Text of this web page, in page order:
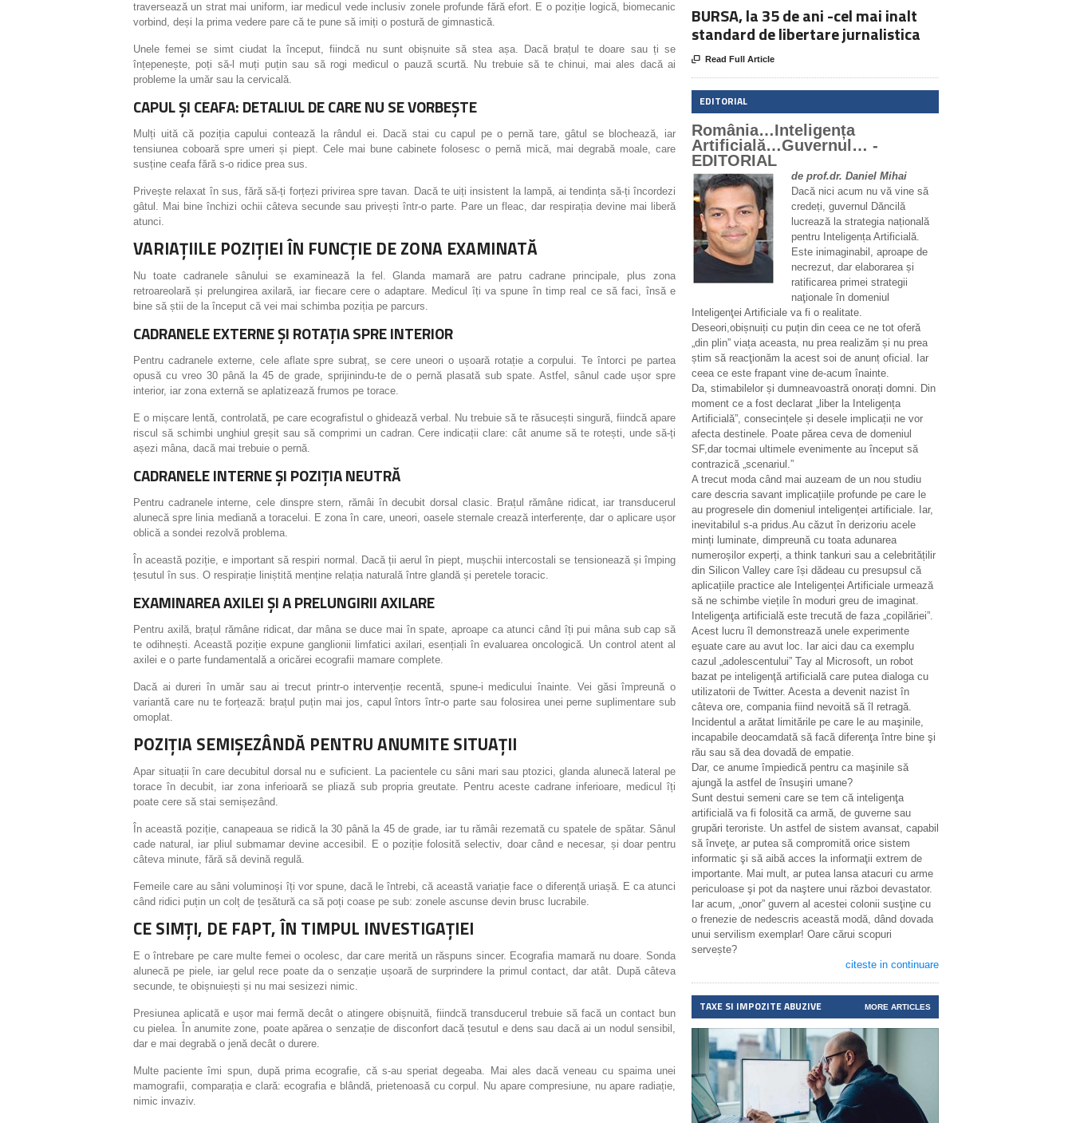
traversează un strat mai uniform, iar medicul vede inclusiv zonele profunde fără efort. E o poziție logică, biomecanic
vorbind, deși la prima vedere pare că te pune să imiți o postură de gimnastică.
Unele femei se simt ciudat la început, fiindcă nu sunt obișnuite să stea așa. Dacă brațul te doare sau ți se
înțepenește, poți să-l muți puțin sau să rogi medicul o pauză scurtă. Nu trebuie să te chinui, mai ales dacă ai
probleme la umăr sau la cervicală.
CAPUL ȘI CEAFA: DETALIUL DE CARE NU SE VORBEȘTE
Mulți uită că poziția capului contează la rândul ei. Dacă stai cu capul pe o pernă tare, gâtul se blochează, iar
tensiunea coboară spre umeri și piept. Cele mai bune cabinete folosesc o pernă mică, mai degrabă moale, care
susține ceafa fără s-o ridice prea sus.
Privește relaxat în sus, fără să-ți forțezi privirea spre tavan. Dacă te uiți insistent la lampă, ai tendința să-ți încordezi
gâtul. Mai bine închizi ochii câteva secunde sau privești într-o parte. Pare un fleac, dar respirația devine mai liberă
atunci.
VARIAȚIILE POZIȚIEI ÎN FUNCȚIE DE ZONA EXAMINATĂ
Nu toate cadranele sânului se examinează la fel. Glanda mamară are patru cadrane principale, plus zona
retroareolară și prelungirea axilară, iar fiecare cere o adaptare. Medicul îți va spune în timp real ce să faci, însă e
bine să știi de la început că vei mai schimba poziția pe parcurs.
CADRANELE EXTERNE ȘI ROTAȚIA SPRE INTERIOR
Pentru cadranele externe, cele aflate spre subraț, se cere uneori o ușoară rotație a corpului. Te întorci pe partea
opusă cu vreo 30 până la 45 de grade, sprijinindu-te de o pernă plasată sub spate. Astfel, sânul cade ușor spre
interior, iar zona externă se aplatizează frumos pe torace.
E o mișcare lentă, controlată, pe care ecografistul o ghidează verbal. Nu trebuie să te răsucești singură, fiindcă apare
riscul să schimbi unghiul greșit sau să comprimi un cadran. Cere indicații clare: cât anume să te rotești, unde să-ți
așezi mâna, dacă mai trebuie o pernă.
CADRANELE INTERNE ȘI POZIȚIA NEUTRĂ
Pentru cadranele interne, cele dinspre stern, rămâi în decubit dorsal clasic. Brațul rămâne ridicat, iar transducerul
alunecă spre linia mediană a toracelui. E zona în care, uneori, oasele sternale crează interferențe, dar o aplicare ușor
oblică a sondei rezolvă problema.
În această poziție, e important să respiri normal. Dacă ții aerul în piept, mușchii intercostali se tensionează și împing
țesutul în sus. O respirație liniștită menține relația naturală între glandă și peretele toracic.
EXAMINAREA AXILEI ȘI A PRELUNGIRII AXILARE
Pentru axilă, brațul rămâne ridicat, dar mâna se duce mai în spate, aproape ca atunci când îți pui mâna sub cap să
te odihnești. Această poziție expune ganglionii limfatici axilari, esențiali în evaluarea oncologică. Un control atent al
axilei e o parte fundamentală a oricărei ecografii mamare complete.
Dacă ai dureri în umăr sau ai trecut printr-o intervenție recentă, spune-i medicului înainte. Vei găsi împreună o
variantă care nu te forțează: brațul puțin mai jos, capul întors într-o parte sau folosirea unei perne suplimentare sub
omoplat.
POZIȚIA SEMIȘEZÂNDĂ PENTRU ANUMITE SITUAȚII
Apar situații în care decubitul dorsal nu e suficient. La pacientele cu sâni mari sau ptozici, glanda alunecă lateral pe
torace în decubit, iar zona inferioară se pliază sub propria greutate. Pentru aceste cadrane inferioare, medicul îți
poate cere să stai semișezând.
În această poziție, canapeaua se ridică la 30 până la 45 de grade, iar tu rămâi rezemată cu spatele de spătar. Sânul
cade natural, iar pliul submamar devine accesibil. E o poziție folosită selectiv, doar când e necesar, și doar pentru
câteva minute, fără să devină regulă.
Femeile care au sâni voluminoși îți vor spune, dacă le întrebi, că această variație face o diferență uriașă. E ca atunci
când ridici puțin un colț de țesătură ca să poți coase pe sub: zonele ascunse devin brusc lucrabile.
CE SIMȚI, DE FAPT, ÎN TIMPUL INVESTIGAȚIEI
E o întrebare pe care multe femei o ocolesc, dar care merită un răspuns sincer. Ecografia mamară nu doare. Sonda
alunecă pe piele, iar gelul rece poate da o senzație ușoară de surprindere la primul contact, dar atât. După câteva
secunde, te obișnuiești și nu mai sesizezi nimic.
Presiunea aplicată e ușor mai fermă decât o atingere obișnuită, fiindcă transducerul trebuie să facă un contact bun
cu pielea. În anumite zone, poate apărea o senzație de disconfort dacă țesutul e dens sau dacă ai un nodul sensibil,
dar e mai degrabă o jenă decât o durere.
Multe paciente îmi spun, după prima ecografie, că s-au speriat degeaba. Mai ales dacă veneau cu spaima unei
mamografii, comparația e clară: ecografia e blândă, prietenoasă cu corpul. Nu apare compresiune, nu apare radiație,
nimic invaziv.
BURSA, la 35 de ani -cel mai inalt
standard de libertare jurnalistica
 Read Full Article
EDITORIAL
România…Inteligența
Artificială…Guvernul… -
EDITORIAL
de prof.dr. Daniel Mihai
Dacă nici acum nu vă vine să
credeți, guvernul Dăncilă
lucrează la strategia națională
pentru Inteligența Artificială.
Este inimaginabil, aproape de
necrezut, dar elaborarea și
ratificarea primei strategii
naţionale în domeniul
Inteligenţei Artificiale va fi o realitate.
Deseori,obișnuiți cu puțin din ceea ce ne tot oferă
„din plin” viața aceasta, nu prea realizăm și nu prea
știm să reacţionăm la acest soi de anunț oficial. Iar
ceea ce este frapant vine de-acum înainte.
Da, stimabilelor și dumneavoastră onorați domni. Din
moment ce a fost declarat „liber la Inteligența
Artificială”, consecințele și desele implicații ne vor
afecta destinele. Poate părea ceva de domeniul
SF,dar tocmai ultimele evenimente au început să
contrazică „scenariul.”
A trecut moda când mai auzeam de un nou studiu
care descria savant implicațiile profunde pe care le
au progresele din domeniul inteligenței artificiale. Iar,
inevitabilul s-a pridus.Au căzut în derizoriu acele
minți luminate, dimpreună cu toata adunarea
numeroșilor experți, a think tankuri sau a celebritățilir
din Silicon Valley care își dădeau cu presupsul că
aplicațiile practice ale Inteligenței Artificiale urmează
să ne schimbe viețile în moduri greu de imaginat.
Inteligenţa artificială este trecută de faza „copilăriei”.
Acest lucru îl demonstrează unele experimente
eşuate care au avut loc. Iar aici dau ca exemplu
cazul „adolescentului” Tay al Microsoft, un robot
bazat pe inteligenţă artificială care putea dialoga cu
utilizatorii de Twitter. Acesta a devenit nazist în
câteva ore, compania fiind nevoită să îl retragă.
Incidentul a arătat limitările pe care le au maşinile,
incapabile deocamdată să facă diferenţa între bine şi
rău sau să dea dovadă de empatie.
Dar, ce anume împiedică pentru ca maşinile să
ajungă la astfel de însuşiri umane?
Sunt destui semeni care se tem că inteligenţa
artificială va fi folosită ca armă, de guverne sau
grupări teroriste. Un astfel de sistem avansat, capabil
să înveţe, ar putea să compromită orice sistem
informatic şi să aibă acces la informaţii extrem de
importante. Mai mult, ar putea lansa atacuri cu arme
periculoase şi pot da naştere unui război devastator.
Iar acum, „onor” guvern al acestei colonii susţine cu
o frenezie de nedescris această modă, dând dovada
unui servilism exemplar! Oare cărui scopuri
servește?
citeste in continuare
TAXE SI IMPOZITE ABUZIVE MORE ARTICLES